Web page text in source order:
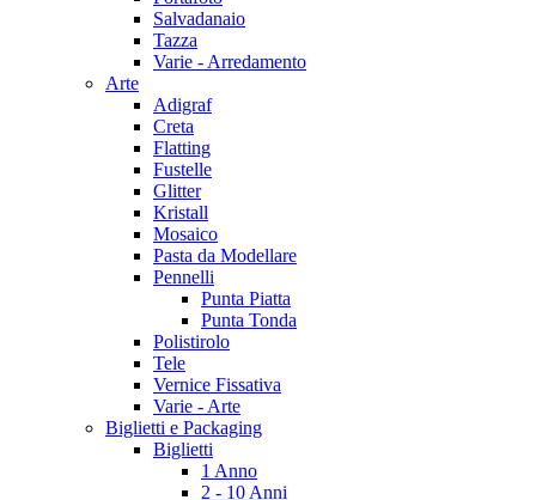
Salvadanaio
Tazza
Varie - Arredamento
Arte
Adigraf
Creta
Flatting
Fustelle
Glitter
Kristall
Mosaico
Pasta da Modellare
Pennelli
Punta Piatta
Punta Tonda
Polistirolo
Tele
Vernice Fissativa
Varie - Arte
Biglietti e Packaging
Biglietti
1 Anno
2 - 10 Anni